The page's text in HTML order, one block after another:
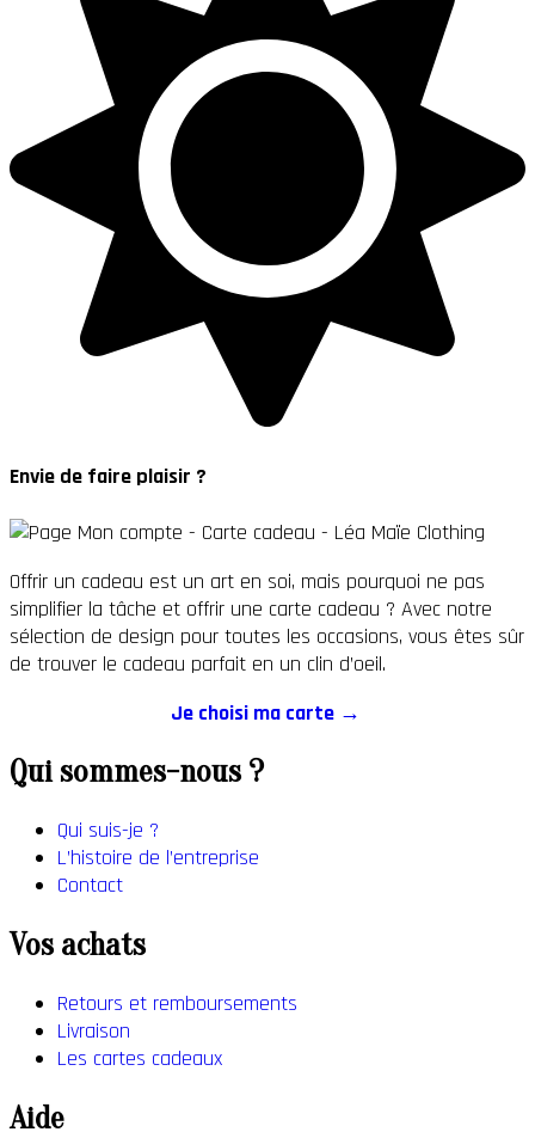
Envie de faire plaisir ?
Offrir un cadeau est un art en soi, mais pourquoi ne pas
simplifier la tâche et offrir une carte cadeau ? Avec notre
sélection de design pour toutes les occasions, vous êtes sûr
de trouver le cadeau parfait en un clin d’oeil.
Je choisi ma carte →
Qui sommes-nous ?
Qui suis-je ?
L’histoire de l’entreprise
Contact
Vos achats
Retours et remboursements
Livraison
Les cartes cadeaux
Aide